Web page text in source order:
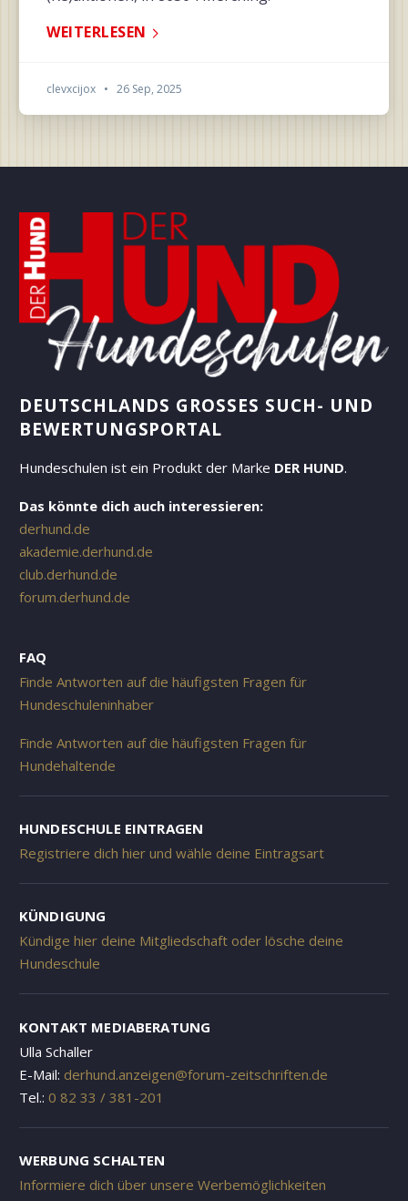
WEITERLESEN
clevxcijox • 26 Sep, 2025
DEUTSCHLANDS GROSSES SUCH- UND B
EWERTUNGSPORTAL
Hundeschulen ist ein Produkt der Marke DER HUND.
Das könnte dich auch interessieren:
derhund.de
akademie.derhund.de
club.derhund.de
forum.derhund.de
FAQ
Finde Antworten auf die häufigsten Fragen für
Hundeschuleninhaber
Finde Antworten auf die häufigsten Fragen für
Hundehaltende
HUNDESCHULE EINTRAGEN
Registriere dich hier und wähle deine Eintragsart
KÜNDIGUNG
Kündige hier deine Mitgliedschaft oder lösche deine
Hundeschule
KONTAKT MEDIABERATUNG
Ulla Schaller
E-Mail: derhund.anzeigen@forum-zeitschriften.de
Tel.: 0 82 33 / 381-201
WERBUNG SCHALTEN
Informiere dich über unsere Werbemöglichkeiten